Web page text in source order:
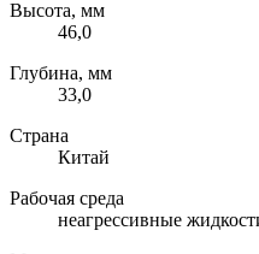
Высота, мм
46,0
Глубина, мм
33,0
Страна
Китай
Рабочая среда
неагрессивные